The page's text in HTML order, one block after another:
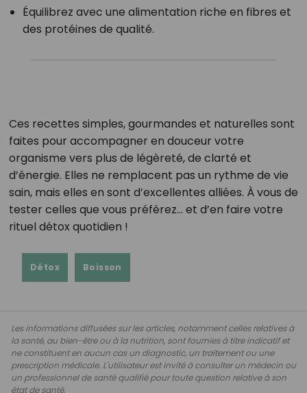
Équilibrez avec une alimentation riche en fibres et
des protéines de qualité.
Ces recettes simples, gourmandes et naturelles sont
faites pour accompagner en douceur votre
organisme vers plus de légèreté, de clarté et
d’énergie. Elles ne remplacent pas un rythme de vie
sain, mais elles en sont d’excellentes alliées. À vous de
tester celles que vous préférez… et d’en faire votre
rituel détox quotidien !
Détox Boisson
Les informations diffusées sur les articles, notamment celles relatives à
la santé, au bien-être ou à la nutrition, sont fournies à titre indicatif et
ne constituent en aucun cas un diagnostic, un traitement ou une
prescription médicale. L'utilisateur est invité à consulter un médecin ou
un professionnel de santé qualifié pour toute question relative à son
état de santé.